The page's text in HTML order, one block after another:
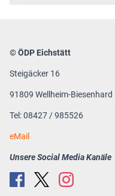
© ÖDP Eichstätt
Steigäcker 16
91809 Wellheim-Biesenhard
Tel: 08427 / 985526
eMail
Unsere Social Media Kanäle